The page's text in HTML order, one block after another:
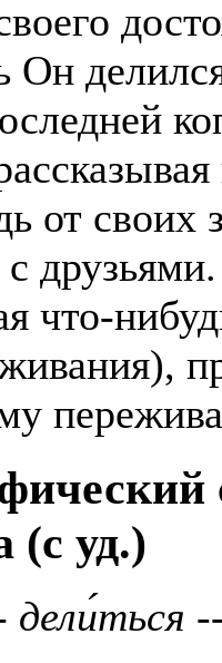
в другие
за границей
за рубежом
за
за
банках, как
в компаниях:
ПЭК и т.д.
без
Он
от своих
что-
(c уд.)
дели́ться